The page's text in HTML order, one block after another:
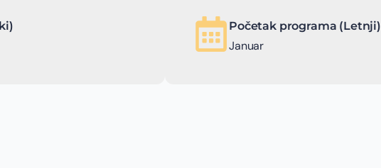
Početak programa (Letnji)
Januar